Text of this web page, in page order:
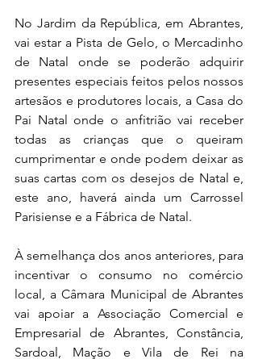
No Jardim da República, em Abrantes,
vai estar a Pista de Gelo, o Mercadinho
de Natal onde se poderão adquirir
presentes especiais feitos pelos nossos
artesãos e produtores locais, a Casa do
Pai Natal onde o anfitrião vai receber
todas as crianças que o queiram
cumprimentar e onde podem deixar as
suas cartas com os desejos de Natal e,
este ano, haverá ainda um Carrossel
Parisiense e a Fábrica de Natal.
À semelhança dos anos anteriores, para
incentivar o consumo no comércio
local, a Câmara Municipal de Abrantes
vai apoiar a Associação Comercial e
Empresarial de Abrantes, Constância,
Sardoal, Mação e Vila de Rei na